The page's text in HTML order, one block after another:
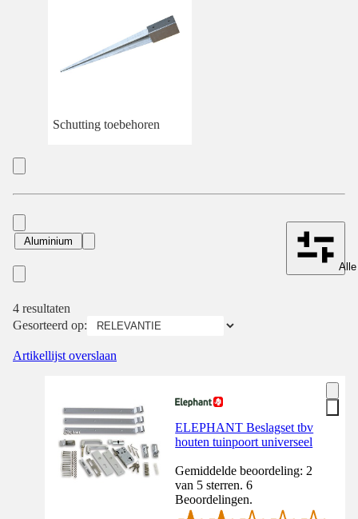
Schutting toebehoren
Aluminium
4 resultaten
Gesorteerd op:
Artikellijst overslaan
ELEPHANT Beslagset tbv
houten tuinpoort universeel
Gemiddelde beoordeling: 2
van 5 sterren. 6
Beoordelingen.